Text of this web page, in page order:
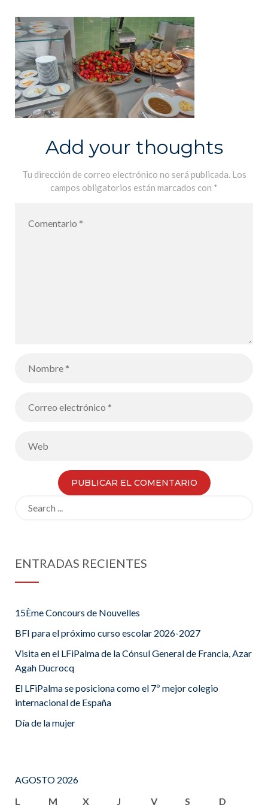
Add your thoughts
Tu dirección de correo electrónico no será publicada. Los
campos obligatorios están marcados con *
ENTRADAS RECIENTES
15Ème Concours de Nouvelles
BFI para el próximo curso escolar 2026-2027
Visita en el LFiPalma de la Cónsul General de Francia, Azar
Agah Ducrocq
El LFiPalma se posiciona como el 7º mejor colegio
internacional de España
Día de la mujer
AGOSTO 2026
L
M X J V S D